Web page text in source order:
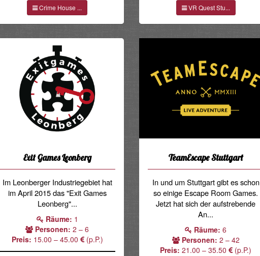
Crime House ... VR Quest Stu...
Exit Games Leonberg
Im Leonberger Industriegebiet hat
im April 2015 das "Exit Games
Leonberg"...
Räume: 1
Personen: 2 – 6
Preis: 15.00 – 45.00 (p.P.)
TeamEscape Stuttgart
In und um Stuttgart gibt es schon
so einige Escape Room Games.
Jetzt hat sich der aufstrebende
An...
Räume: 6
Personen: 2 – 42
Preis: 21.00 – 35.50 (p.P.)